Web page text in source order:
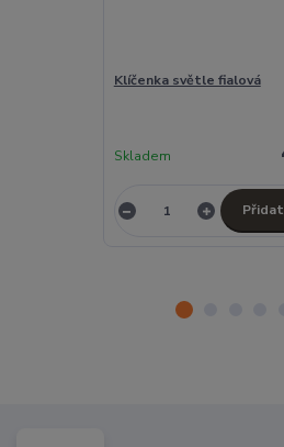
Klíčenka světle fialová
Skladem